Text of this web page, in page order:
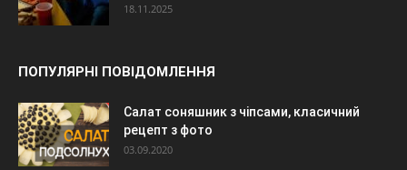
18.11.2025
ПОПУЛЯРНІ ПОВІДОМЛЕННЯ
Салат соняшник з чіпсами, класичний
рецепт з фото
03.09.2020